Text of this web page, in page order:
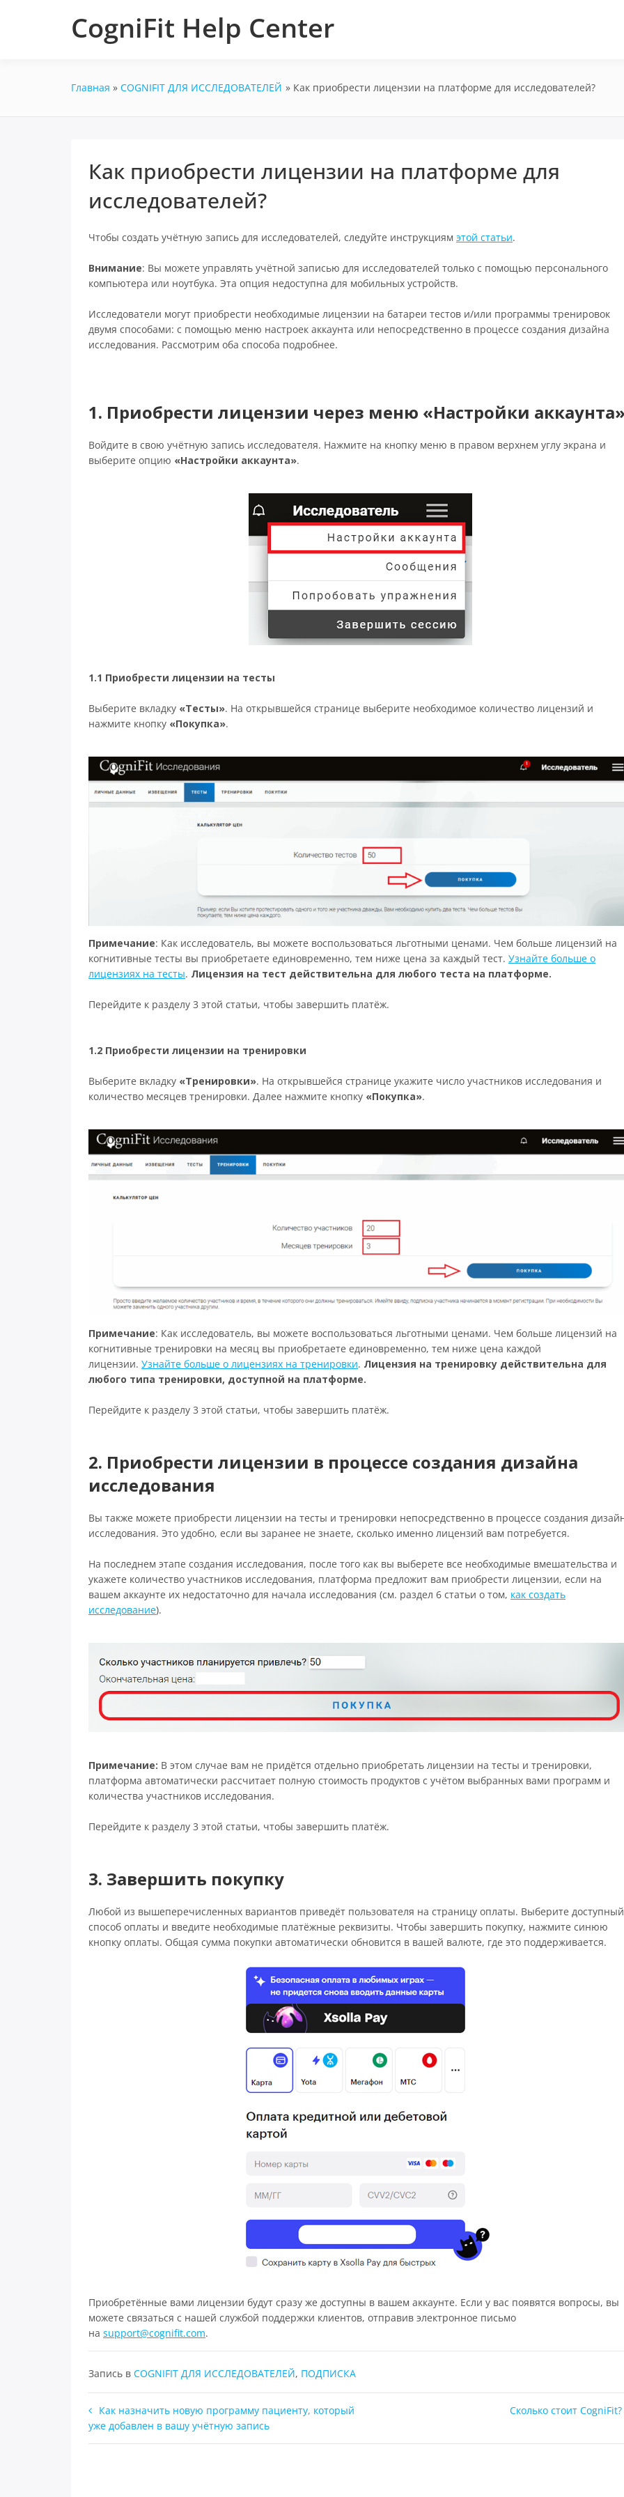
CogniFit Help Center
Главная COGNIFIT ДЛЯ ИССЛЕДОВАТЕЛЕЙ Как приобрести лицензии на платформе для исследователей?
Как приобрести лицензии на платформе для
исследователей?
Чтобы создать учётную запись для исследователей, следуйте инструкциям этой статьи.
Внимание: Вы можете управлять учётной записью для исследователей только с помощью персонального
компьютера или ноутбука. Эта опция недоступна для мобильных устройств.
Исследователи могут приобрести необходимые лицензии на батареи тестов и/или программы тренировок
двумя способами: с помощью меню настроек аккаунта или непосредственно в процессе создания дизайна
исследования. Рассмотрим оба способа подробнее.
1. Приобрести лицензии через меню «Настройки
Войдите в свою учётную запись исследователя. Нажмите на кнопку меню в правом верхнем углу экрана и
выберите опцию «Настройки аккаунта».
1.1 Приобрести лицензии на тесты
Выберите вкладку «Тесты». На открывшейся странице выберите необходимое количество лицензий и
нажмите кнопку «Покупка».
Примечание: Как исследователь, вы можете воспользоваться льготными ценами. Чем больше лицензий на
когнитивные тесты вы приобретаете единовременно, тем ниже цена за каждый тест. Узнайте больше о
лицензиях на тесты. Лицензия на тест действительна для любого теста на платформе.
Перейдите к разделу 3 этой статьи, чтобы завершить платёж.
1.2 Приобрести лицензии на тренировки
Выберите вкладку «Тренировки». На открывшейся странице укажите число участников исследования и
количество месяцев тренировки. Далее нажмите кнопку «Покупка».
Примечание: Как исследователь, вы можете воспользоваться льготными ценами. Чем больше лицензий на
когнитивные тренировки на месяц вы приобретаете единовременно, тем ниже цена каждой
лицензии. Узнайте больше о лицензиях на тренировки. Лицензия на тренировку действительна для
любого типа тренировки, доступной на платформе.
Перейдите к разделу 3 этой статьи, чтобы завершить платёж.
2. Приобрести лицензии в процессе создания дизайна
исследования
Вы также можете приобрести лицензии на тесты и тренировки непосредственно в процессе создания
исследования. Это удобно, если вы заранее не знаете, сколько именно лицензий вам потребуется.
На последнем этапе создания исследования, после того как вы выберете все необходимые вмешательства и
укажете количество участников исследования, платформа предложит вам приобрести лицензии, если на
вашем аккаунте их недостаточно для начала исследования (см. раздел 6 статьи о том, как создать
исследование).
Примечание: В этом случае вам не придётся отдельно приобретать лицензии на тесты и тренировки,
платформа автоматически рассчитает полную стоимость продуктов с учётом выбранных вами программ и
количества участников исследования.
Перейдите к разделу 3 этой статьи, чтобы завершить платёж.
3. Завершить покупку
Любой из вышеперечисленных вариантов приведёт пользователя на страницу оплаты. Выберите доступный
способ оплаты и введите необходимые платёжные реквизиты. Чтобы завершить покупку, нажмите синюю
кнопку оплаты. Общая сумма покупки автоматически обновится в вашей валюте, где это поддерживается.
Приобретённые вами лицензии будут сразу же доступны в вашем аккаунте. Если у вас появятся вопросы, вы
можете связаться с нашей службой поддержки клиентов, отправив электронное письмо
на support@cognifit.com.
Запись в COGNIFIT ДЛЯ ИССЛЕДОВАТЕЛЕЙ, ПОДПИСКА
Навигация
по
Как назначить новую программу пациенту, который
уже добавлен в вашу учётную запись
Сколько стоит CogniFit?